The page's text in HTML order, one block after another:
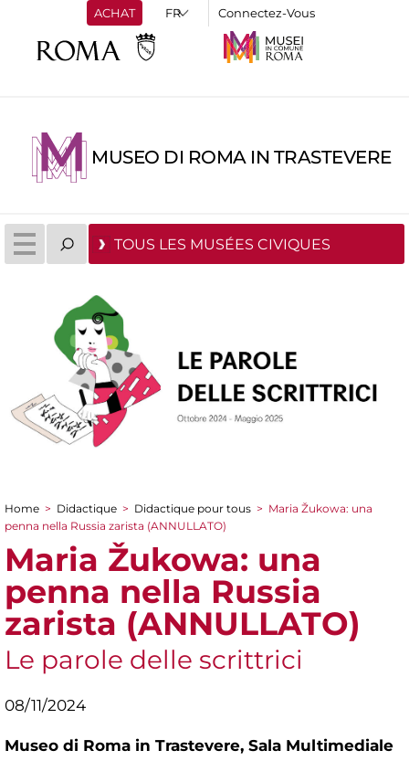
ACHAT Connectez-Vous
MUSEO DI ROMA IN TRASTEVERE
TOUS LES MUSÉES CIVIQUES
You are here
Home > Didactique > Didactique pour tous > Maria Žukowa: una
penna nella Russia zarista (ANNULLATO)
Maria Žukowa: una
penna nella Russia
zarista (ANNULLATO)
Le parole delle scrittrici
08/11/2024
Museo di Roma in Trastevere, Sala Multimediale